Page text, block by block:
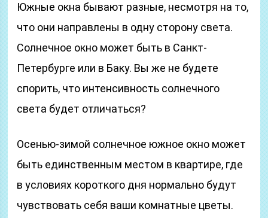
Южные окна бывают разные, несмотря на то,
что они направлены в одну сторону света.
Солнечное окно может быть в Санкт-
Петербурге или в Баку. Вы же не будете
спорить, что интенсивность солнечного
света будет отличаться?
Осенью-зимой солнечное южное окно может
быть единственным местом в квартире, где
в условиях короткого дня нормально будут
чувствовать себя ваши комнатные цветы.